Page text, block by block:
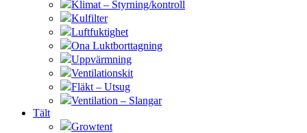
Klimat – Styrning/kontroll
Kulfilter
Luftfuktighet
Ona Luktborttagning
Uppvärmning
Ventilationskit
Fläkt – Utsug
Ventilation – Slangar
Tält
Growtent